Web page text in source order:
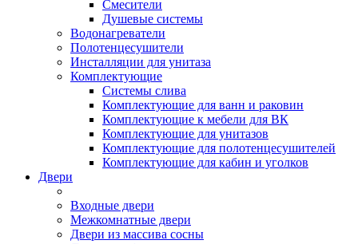
Смесители
Душевые системы
Водонагреватели
Полотенцесушители
Инсталляции для унитаза
Комплектующие
Системы слива
Комплектующие для ванн и раковин
Комплектующие к мебели для ВК
Комплектующие для унитазов
Комплектующие для полотенцесушителей
Комплектующие для кабин и уголков
Двери
Входные двери
Межкомнатные двери
Двери из массива сосны